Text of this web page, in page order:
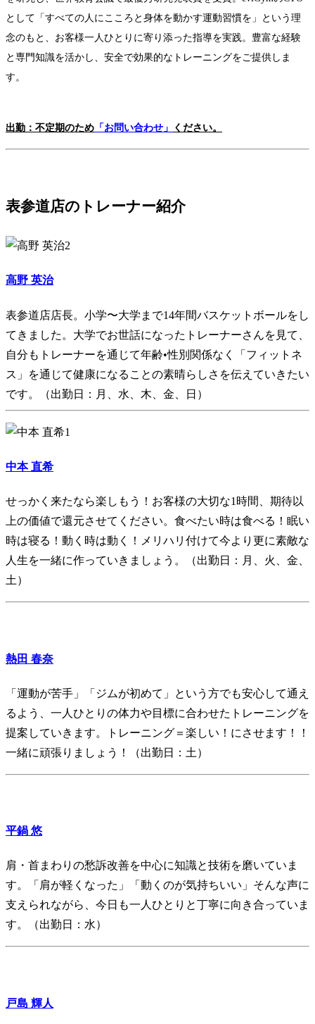
として「すべての人にこころと身体を動かす運動習慣を」という理
念のもと、お客様一人ひとりに寄り添った指導を実践。豊富な経験
と専門知識を活かし、安全で効果的なトレーニングをご提供しま
す。
出勤：不定期のため 「お問い合わせ 」 ください。
表参道店のトレーナー紹介
高野 英治
表参道店店長。小学〜大学まで14年間バスケットボールをし
てきました。大学でお世話になったトレーナーさんを見て、
自分もトレーナーを通じて年齢•性別関係なく「フィットネ
ス」を通じて健康になることの素晴らしさを伝えていきたい
です。（出勤日：月、水、木、金、日）
中本 直希
せっかく来たなら楽しもう！お客様の大切な1時間、期待以
上の価値で還元させてください。食べたい時は食べる！眠い
時は寝る！動く時は動く！メリハリ付けて今より更に素敵な
人生を一緒に作っていきましょう。（出勤日：月、火、金、
土）
熱田 春奈
「運動が苦手」「ジムが初めて」という方でも安心して通え
るよう、一人ひとりの体力や目標に合わせたトレーニングを
提案していきます。トレーニング＝楽しい！にさせます！！
一緒に頑張りましょう！（出勤日：土）
平鍋 悠
肩・首まわりの愁訴改善を中心に知識と技術を磨いていま
す。「肩が軽くなった」「動くのが気持ちいい」そんな声に
支えられながら、今日も一人ひとりと丁寧に向き合っていま
す。（出勤日：水）
戸島 輝人